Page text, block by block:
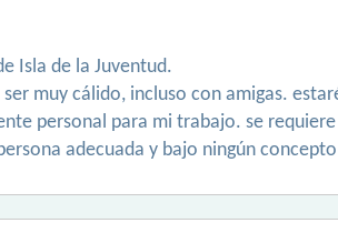
Isla de la Juventud.
ser muy cálido, incluso con amigas.
personal para mi trabajo. se
adecuada y bajo ningún